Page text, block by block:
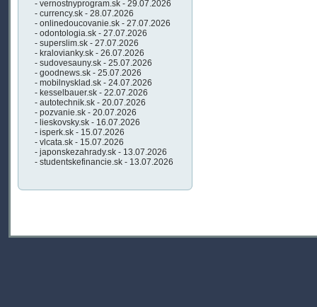
- vernostnyprogram.sk - 29.07.2026
- currency.sk - 28.07.2026
- onlinedoucovanie.sk - 27.07.2026
- odontologia.sk - 27.07.2026
- superslim.sk - 27.07.2026
- kralovianky.sk - 26.07.2026
- sudovesauny.sk - 25.07.2026
- goodnews.sk - 25.07.2026
- mobilnysklad.sk - 24.07.2026
- kesselbauer.sk - 22.07.2026
- autotechnik.sk - 20.07.2026
- pozvanie.sk - 20.07.2026
- lieskovsky.sk - 16.07.2026
- isperk.sk - 15.07.2026
- vlcata.sk - 15.07.2026
- japonskezahrady.sk - 13.07.2026
- studentskefinancie.sk - 13.07.2026